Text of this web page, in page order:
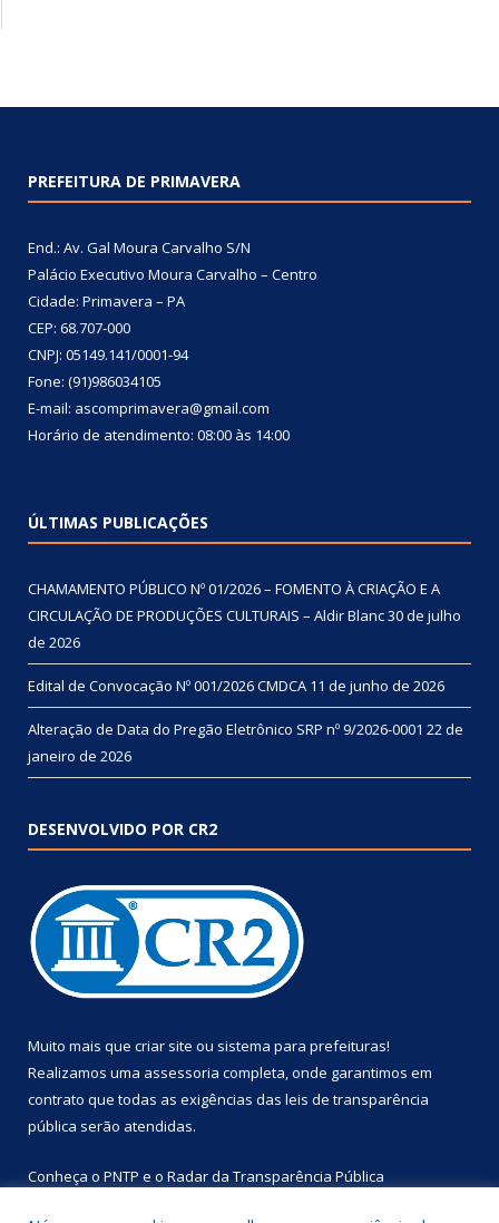
PREFEITURA DE PRIMAVERA
End.: Av. Gal Moura Carvalho S/N
Palácio Executivo Moura Carvalho – Centro
Cidade: Primavera – PA
CEP: 68.707-000
CNPJ: 05149.141/0001-94
Fone: (91)986034105
E-mail: ascomprimavera@gmail.com
Horário de atendimento: 08:00 às 14:00
ÚLTIMAS PUBLICAÇÕES
CHAMAMENTO PÚBLICO Nº 01/2026 – FOMENTO À CRIAÇÃO E A
CIRCULAÇÃO DE PRODUÇÕES CULTURAIS – Aldir Blanc30 de julho
de 2026
Edital de Convocação Nº 001/2026 CMDCA 11 de junho de 2026
Alteração de Data do Pregão Eletrônico SRP nº 9/2026-0001 22 de
janeiro de 2026
DESENVOLVIDO POR CR2
Muito mais que criar site ou sistema para prefeituras!
Realizamos uma assessoria completa, onde garantimos em
contrato que todas as exigências das leis de transparência
pública serão atendidas.
Conheça o PNTP e o Radar da Transparência Pública